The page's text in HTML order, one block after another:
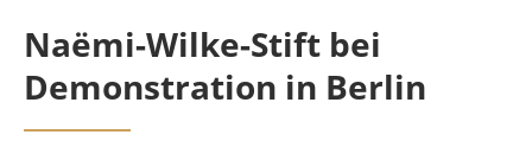
Naëmi-Wilke-Stift bei
Demonstration in Berlin